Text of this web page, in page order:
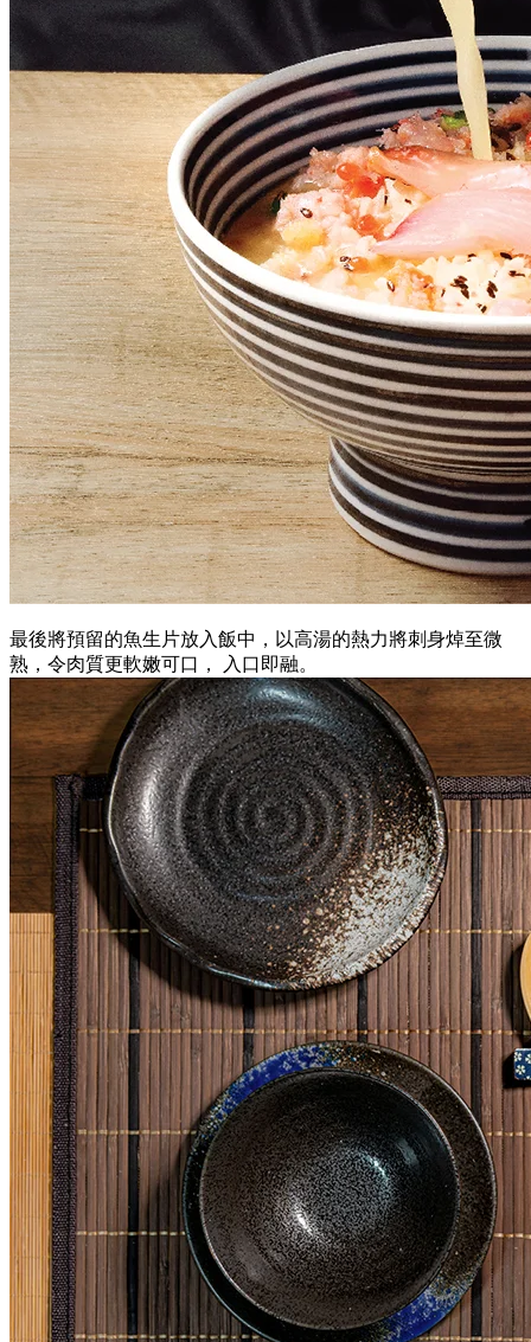
最後將預留的魚生片放入飯中，以高湯的熱力將刺身焯至微
熟，令肉質更軟嫩可口， 入口即融。